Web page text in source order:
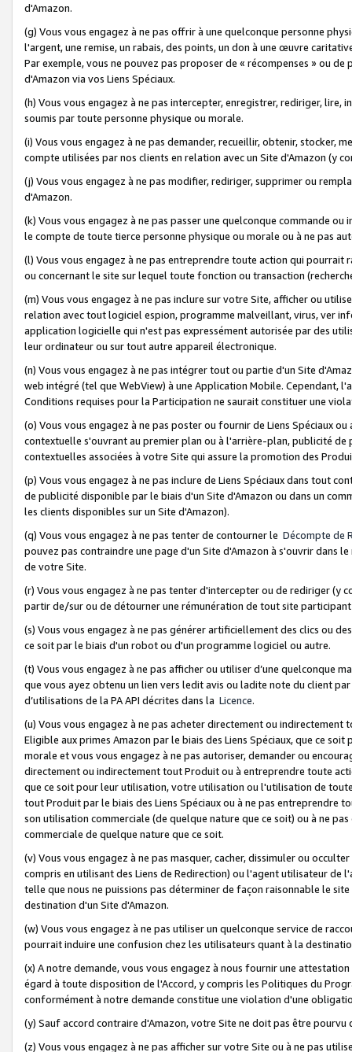
d'Amazon.
(g) Vous vous engagez à ne pas offrir à une quelconque personne
l'argent, une remise, un rabais, des points, un don à une œuvre
Par exemple, vous ne pouvez pas proposer de « récompenses » ou
d'Amazon via vos Liens Spéciaux.
(h) Vous vous engagez à ne pas intercepter, enregistrer, rediriger,
soumis par toute personne physique ou morale.
(i) Vous vous engagez à ne pas demander, recueillir, obtenir, stocker,
compte utilisées par nos clients en relation avec un Site d'Amazon (y
(j) Vous vous engagez à ne pas modifier, rediriger, supprimer ou
d'Amazon.
(k) Vous vous engagez à ne pas passer une quelconque commande
le compte de toute tierce personne physique ou morale ou à ne pas
(l) Vous vous engagez à ne pas entreprendre toute action qui
ou concernant le site sur lequel toute fonction ou transaction
(m) Vous vous engagez à ne pas inclure sur votre Site, afficher ou
relation avec tout logiciel espion, programme malveillant, virus, ver
application logicielle qui n'est pas expressément autorisée par des
leur ordinateur ou sur tout autre appareil électronique.
(n) Vous vous engagez à ne pas intégrer tout ou partie d'un Site
web intégré (tel que WebView) à une Application Mobile. Cependant,
Conditions requises pour la Participation ne saurait constituer une
(o) Vous vous engagez à ne pas poster ou fournir de Liens Spéciaux
contextuelle s'ouvrant au premier plan ou à l'arrière-plan, publicité
contextuelles associées à votre Site qui assure la promotion des
(p) Vous vous engagez à ne pas inclure de Liens Spéciaux dans tout
de publicité disponible par le biais d'un Site d'Amazon ou dans un
les clients disponibles sur un Site d'Amazon).
(q) Vous vous engagez à ne pas tenter de contourner le Décompte de
pouvez pas contraindre une page d'un Site d'Amazon à s'ouvrir dans
de votre Site.
(r) Vous vous engagez à ne pas tenter d'intercepter ou de rediriger
partir de/sur ou de détourner une rémunération de tout site
(s) Vous vous engagez à ne pas générer artificiellement des clics ou
ce soit par le biais d'un robot ou d'un programme logiciel ou autre.
(t) Vous vous engagez à ne pas afficher ou utiliser d’une quelconque
que vous ayez obtenu un lien vers ledit avis ou ladite note du client
d’utilisations de la PA API décrites dans la Licence.
(u) Vous vous engagez à ne pas acheter directement ou
Eligible aux primes Amazon par le biais des Liens Spéciaux, que ce
morale et vous vous engagez à ne pas autoriser, demander ou
directement ou indirectement tout Produit ou à entreprendre toute
que ce soit pour leur utilisation, votre utilisation ou l'utilisation de
tout Produit par le biais des Liens Spéciaux ou à ne pas entreprendre
son utilisation commerciale (de quelque nature que ce soit) ou à ne
commerciale de quelque nature que ce soit.
(v) Vous vous engagez à ne pas masquer, cacher, dissimuler ou
compris en utilisant des Liens de Redirection) ou l'agent utilisateur
telle que nous ne puissions pas déterminer de façon raisonnable le
destination d'un Site d'Amazon.
(w) Vous vous engagez à ne pas utiliser un quelconque service de
pourrait induire une confusion chez les utilisateurs quant à la
(x) A notre demande, vous vous engagez à nous fournir une
égard à toute disposition de l'Accord, y compris les Politiques du
conformément à notre demande constitue une violation d'une
(y) Sauf accord contraire d'Amazon, votre Site ne doit pas être
(z) Vous vous engagez à ne pas afficher sur votre Site ou à ne pas